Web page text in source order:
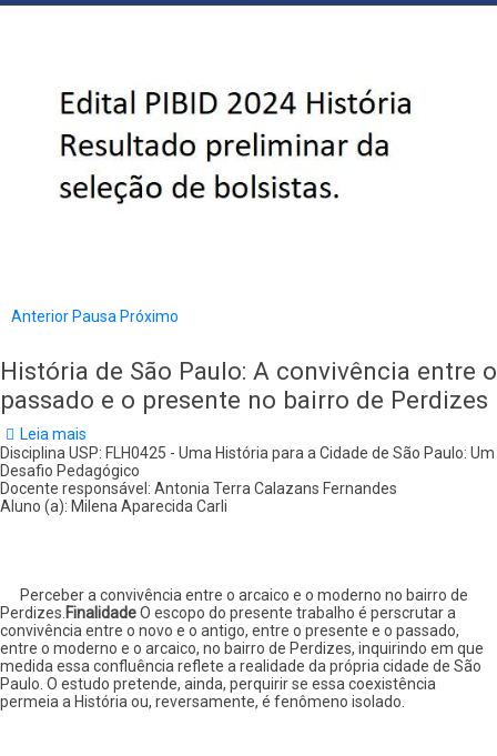
Anterior Pausa Próximo
História de São Paulo: A convivência entre o
passado e o presente no bairro de Perdizes
Leia mais
História
de
São
Paulo:
passado
e
o
presente
no
bairro
de
Disciplina USP: FLH0425 - Uma História para a Cidade de São Paulo: Um
Desafio Pedagógico
Docente responsável: Antonia Terra Calazans Fernandes
Aluno (a): Milena Aparecida Carli
Perceber a convivência entre o arcaico e o moderno no bairro de
Perdizes. FinalidadeO escopo do presente trabalho é perscrutar a
convivência entre o novo e o antigo, entre o presente e o passado,
entre o moderno e o arcaico, no bairro de Perdizes, inquirindo em que
medida essa confluência reflete a realidade da própria cidade de São
Paulo. O estudo pretende, ainda, perquirir se essa coexistência
permeia a História ou, reversamente, é fenômeno isolado.